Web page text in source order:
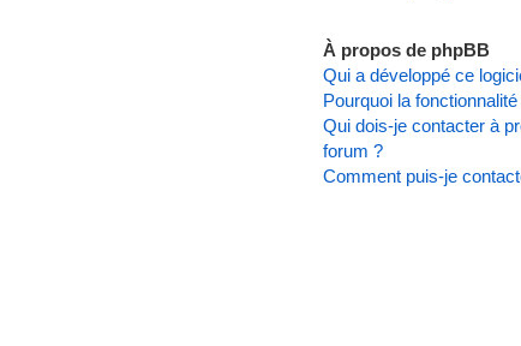
À propos de phpBB
Qui a développé ce
Pourquoi la
Qui dois-je contacter à
forum ?
Comment puis-je